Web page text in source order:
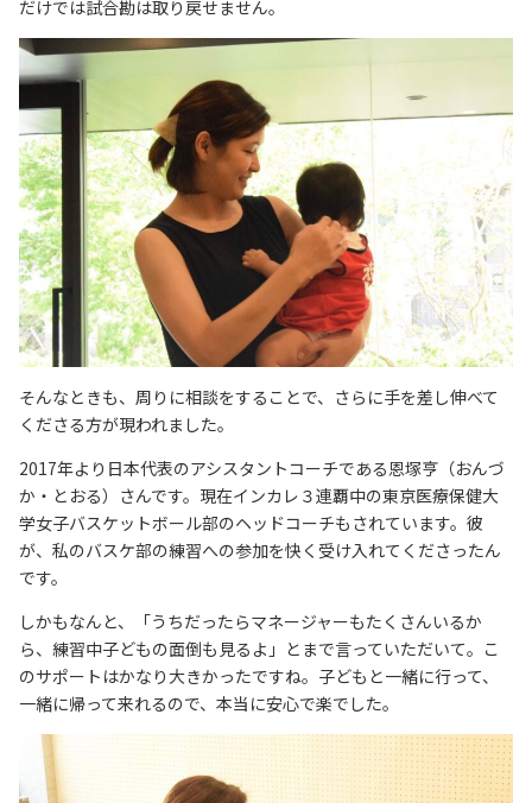
だけでは試合勘は取り戻せません。
そんなときも、周りに相談をすることで、さらに手を差し伸べて
くださる方が現われました。
2017年より日本代表のアシスタントコーチである恩塚亨（おんづ
か・とおる）さんです。 現在インカレ３連覇中の東京医療保健大
学女子バスケットボール部のヘッドコーチもされています。彼
が、私のバスケ部の練習への参加を快く受け入れてくださったん
です。
しかもなんと、「うちだったらマネージャーもたくさんいるか
ら、練習中子どもの面倒も見るよ」とまで言っていただいて。こ
のサポートはかなり大きかったですね。子どもと一緒に行って、
一緒に帰って来れるので、本当に安心で楽でした。